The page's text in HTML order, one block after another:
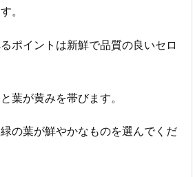
。
ポイントは新鮮で品質の良いセロ
葉が黄みを帯びます。
の葉が鮮やかなものを選んでくだ